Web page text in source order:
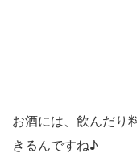
お酒には、飲んだり
きるんですね♪